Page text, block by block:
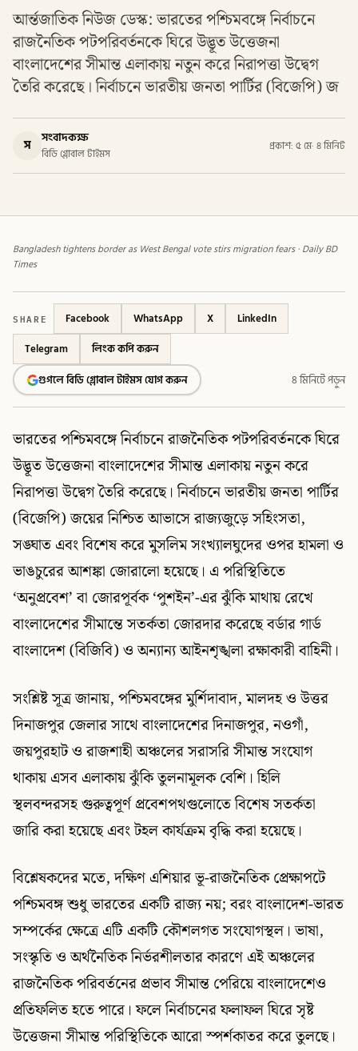
আর্ন্তজাতিক নিউজ ডেস্ক: ভারতের পশ্চিমবঙ্গে নির্বাচনে
রাজনৈতিক পটপরিবর্তনকে ঘিরে উদ্ভূত উত্তেজনা
বাংলাদেশের সীমান্ত এলাকায় নতুন করে নিরাপত্তা উদ্বেগ
তৈরি করেছে। নির্বাচনে ভারতীয় জনতা পার্টির (বিজেপি) জ
স সংবাদকক্ষ
বিডি গ্লোবাল টাইমস
প্রকাশ: ৫ মে· ৪ মিনিট
Bangladesh tightens border as West Bengal vote stirs migration fears · Daily BD
Times
SHARE Facebook WhatsApp X
LinkedIn
Telegram
লিংক কপি করুন
গুগলে বিডি গ্লোবাল টাইমস যোগ করুন
৪ মিনিটে পড়ুন
ভারতের পশ্চিমবঙ্গে নির্বাচনে রাজনৈতিক পটপরিবর্তনকে ঘিরে
উদ্ভূত উত্তেজনা বাংলাদেশের সীমান্ত এলাকায় নতুন করে
নিরাপত্তা উদ্বেগ তৈরি করেছে। নির্বাচনে ভারতীয় জনতা পার্টির
(বিজেপি) জয়ের নিশ্চিত আভাসে রাজ্যজুড়ে সহিংসতা,
সঙ্ঘাত এবং বিশেষ করে মুসলিম সংখ্যালঘুদের ওপর হামলা ও
ভাঙচুরের আশঙ্কা জোরালো হয়েছে। এ পরিস্থিতিতে
‘অনুপ্রবেশ’ বা জোরপূর্বক ‘পুশইন’-এর ঝুঁকি মাথায় রেখে
বাংলাদেশের সীমান্তে সতর্কতা জোরদার করেছে বর্ডার গার্ড
বাংলাদেশ (বিজিবি) ও অন্যান্য আইনশৃঙ্খলা রক্ষাকারী বাহিনী।
সংশ্লিষ্ট সূত্র জানায়, পশ্চিমবঙ্গের মুর্শিদাবাদ, মালদহ ও উত্তর
দিনাজপুর জেলার সাথে বাংলাদেশের দিনাজপুর, নওগাঁ,
জয়পুরহাট ও রাজশাহী অঞ্চলের সরাসরি সীমান্ত সংযোগ
থাকায় এসব এলাকায় ঝুঁকি তুলনামূলক বেশি। হিলি
স্থলবন্দরসহ গুরুত্বপূর্ণ প্রবেশপথগুলোতে বিশেষ সতর্কতা
জারি করা হয়েছে এবং টহল কার্যক্রম বৃদ্ধি করা হয়েছে।
বিশ্লেষকদের মতে, দক্ষিণ এশিয়ার ভূ-রাজনৈতিক প্রেক্ষাপটে
পশ্চিমবঙ্গ শুধু ভারতের একটি রাজ্য নয়; বরং বাংলাদেশ-ভারত
সম্পর্কের ক্ষেত্রে এটি একটি কৌশলগত সংযোগস্থল। ভাষা,
সংস্কৃতি ও অর্থনৈতিক নির্ভরশীলতার কারণে এই অঞ্চলের
রাজনৈতিক পরিবর্তনের প্রভাব সীমান্ত পেরিয়ে বাংলাদেশেও
প্রতিফলিত হতে পারে। ফলে নির্বাচনের ফলাফল ঘিরে সৃষ্ট
উত্তেজনা সীমান্ত পরিস্থিতিকে আরো স্পর্শকাতর করে তুলছে।